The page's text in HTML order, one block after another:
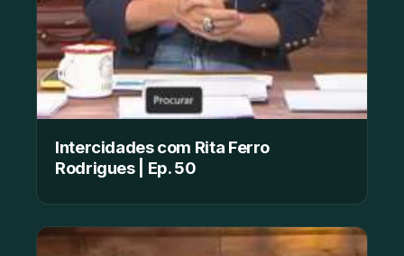
Intercidades com Rita Ferro
Rodrigues | Ep. 50